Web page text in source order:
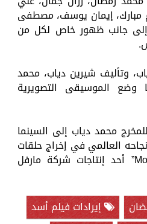
مبارك، إيمان يوسف، مصطفى
إلى جانب ظهور خاص لكل من
وتأليف شيرين دياب، محمد
وضع الموسيقى التصويرية
محمد دياب إلى السينما
عقب نجاحه العالمي في إخراج حلقات
من مسلسل “Moon Knight” أحد إنتاجات شركة مارفل
إيرادات فيلم أسد